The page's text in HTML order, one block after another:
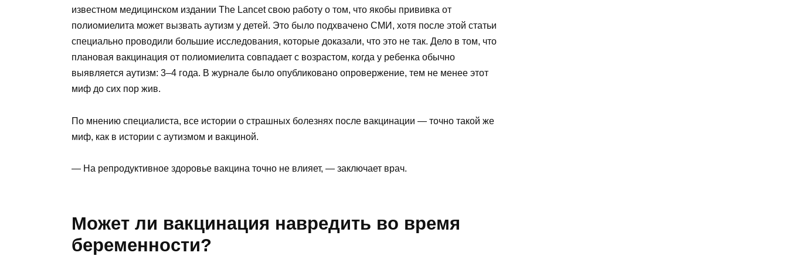
известном медицинском издании The Lancet свою работу о том, что якобы прививка от
полиомиелита может вызвать аутизм у детей. Это было подхвачено СМИ, хотя после этой статьи
специально проводили большие исследования, которые доказали, что это не так. Дело в том, что
плановая вакцинация от полиомиелита совпадает с возрастом, когда у ребенка обычно
выявляется аутизм: 3–4 года. В журнале было опубликовано опровержение, тем не менее этот
миф до сих пор жив.
По мнению специалиста, все истории о страшных болезнях после вакцинации — точно такой же
миф, как в истории с аутизмом и вакциной.
— На репродуктивное здоровье вакцина точно не влияет, — заключает врач.
Может ли вакцинация навредить во время
беременности?